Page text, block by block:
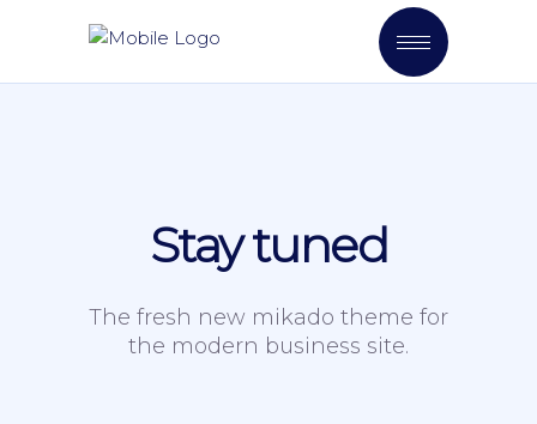
Stay tuned
The fresh new mikado theme for
the modern business site.